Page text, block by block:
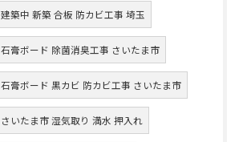
建築中 新築 合板 防カビ工事 埼玉
石膏ボード 除菌消臭工事 さいたま市
石膏ボード 黒カビ 防カビ工事 さいたま市
さいたま市 湿気取り 満水 押入れ